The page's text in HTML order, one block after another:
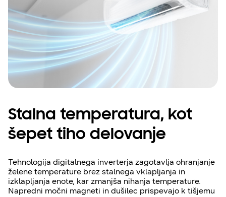
Stalna temperatura, kot
šepet tiho delovanje
Tehnologija digitalnega inverterja zagotavlja ohranjanje
želene temperature brez stalnega vklapljanja in
izklapljanja enote, kar zmanjša nihanja temperature.
Napredni močni magneti in dušilec prispevajo k tišjemu